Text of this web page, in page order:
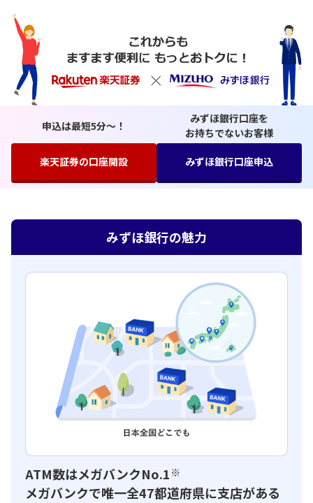
申込は最短5分〜！
楽天証券の口座開設
みずほ銀行口座を
お持ちでないお客様
みずほ銀行口座申込
みずほ銀行の魅力
ATM数はメガバンクNo.1※
メガバンクで唯一全47都道府県に支店がある